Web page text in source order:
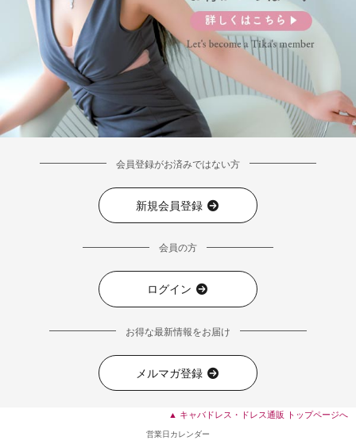
会員登録がお済みではない方
新規会員登録
会員の方
ログイン
お得な最新情報をお届け
メルマガ登録
▲ キャバドレス・ドレス通販 トップページへ
営業日カレンダー